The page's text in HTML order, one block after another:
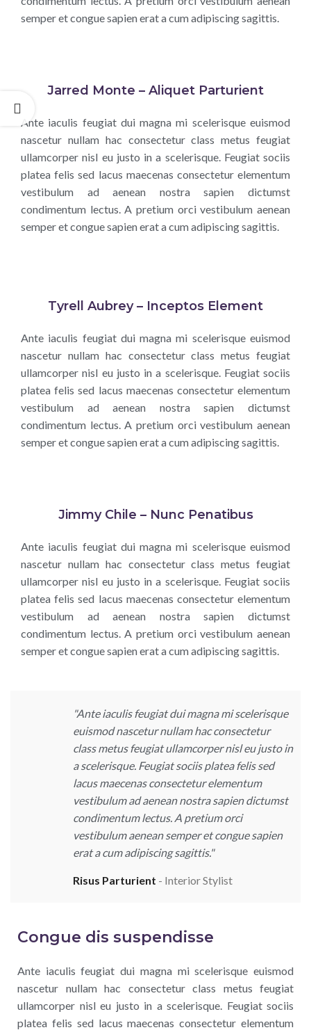
semper et congue sapien erat a cum adipiscing sagittis.
Jarred Monte – Aliquet Parturient
Ante iaculis feugiat dui magna mi scelerisque euismod
nascetur nullam hac consectetur class metus feugiat
ullamcorper nisl eu justo in a scelerisque. Feugiat sociis
platea felis sed lacus maecenas consectetur elementum
vestibulum ad aenean nostra sapien dictumst
condimentum lectus. A pretium orci vestibulum aenean
semper et congue sapien erat a cum adipiscing sagittis.
Tyrell Aubrey – Inceptos Element
Ante iaculis feugiat dui magna mi scelerisque euismod
nascetur nullam hac consectetur class metus feugiat
ullamcorper nisl eu justo in a scelerisque. Feugiat sociis
platea felis sed lacus maecenas consectetur elementum
vestibulum ad aenean nostra sapien dictumst
condimentum lectus. A pretium orci vestibulum aenean
semper et congue sapien erat a cum adipiscing sagittis.
Jimmy Chile – Nunc Penatibus
Ante iaculis feugiat dui magna mi scelerisque euismod
nascetur nullam hac consectetur class metus feugiat
ullamcorper nisl eu justo in a scelerisque. Feugiat sociis
platea felis sed lacus maecenas consectetur elementum
vestibulum ad aenean nostra sapien dictumst
condimentum lectus. A pretium orci vestibulum aenean
semper et congue sapien erat a cum adipiscing sagittis.
"Ante iaculis feugiat dui magna mi scelerisque
euismod nascetur nullam hac consectetur
class metus feugiat ullamcorper nisl eu justo in
a scelerisque. Feugiat sociis platea felis sed
lacus maecenas consectetur elementum
vestibulum ad aenean nostra sapien dictumst
condimentum lectus. A pretium orci
vestibulum aenean semper et congue sapien
erat a cum adipiscing sagittis."
Risus Parturient Interior Stylist
Congue dis suspendisse
Ante iaculis feugiat dui magna mi scelerisque euismod
nascetur nullam hac consectetur class metus feugiat
ullamcorper nisl eu justo in a scelerisque. Feugiat sociis
platea felis sed lacus maecenas consectetur elementum